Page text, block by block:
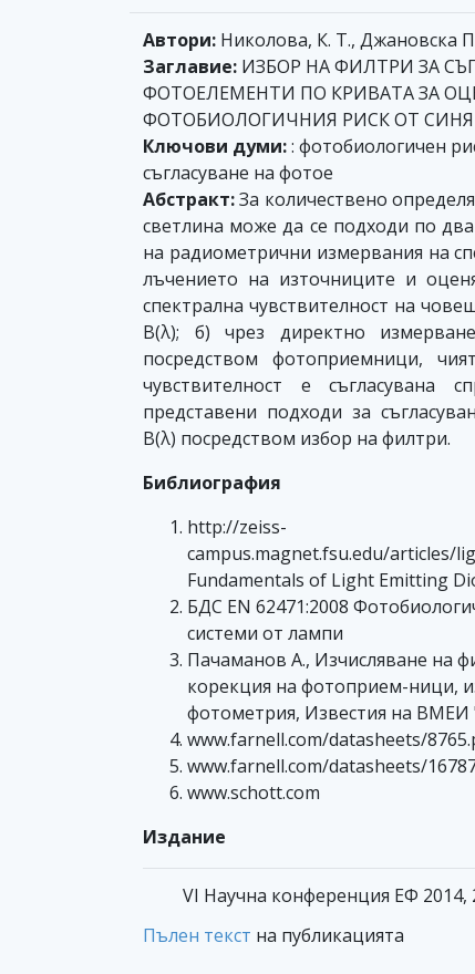
Автори: Николова, К. Т., Джановска
Заглавие: ИЗБОР НА ФИЛТРИ ЗА
ФОТОЕЛЕМЕНТИ ПО КРИВАТА ЗА
ФОТОБИОЛОГИЧНИЯ РИСК ОТ
Ключови думи:: фотобиологичен
съгласуване на фотое
Абстракт:За количествено
светлина може да се подходи по
на радиометрични измервания на
лъчението на източниците и
спектрална чувствителност на
B(λ); б) чрез директно
посредством фотоприемници,
чувствителност е съгласувана
представени подходи за
B(λ) посредством избор на филтри.
Библиография
http://zeiss-
campus.magnet.fsu.edu/articles/
Fundamentals of Light Emitting
БДС EN 62471:2008
системи от лампи
Пачаманов А., Изчисляване на
корекция на фотоприем-ници,
фотометрия, Известия на ВМЕИ
www.farnell.com/datasheets/
www.farnell.com/datasheets/
www.schott.com
Издание
VI Научна конференция ЕФ 2014,
Пълен текст на публикацията